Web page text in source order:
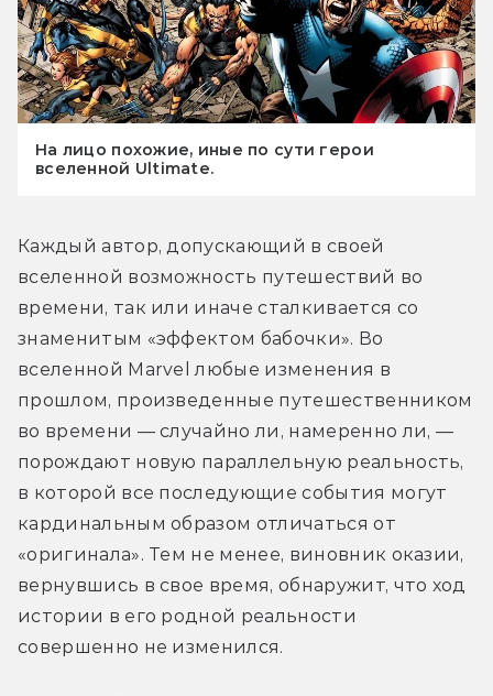
На лицо похожие, иные по сути герои
вселенной Ultimate.
Каждый автор, допускающий в своей
вселенной возможность путешествий во
времени, так или иначе сталкивается со
знаменитым «эффектом бабочки». Во
вселенной Marvel любые изменения в
прошлом, произведенные путешественником
во времени — случайно ли, намеренно ли, —
порождают новую параллельную реальность,
в которой все последующие события могут
кардинальным образом отличаться от
«оригинала». Тем не менее, виновник оказии,
вернувшись в свое время, обнаружит, что ход
истории в его родной реальности
совершенно не изменился.